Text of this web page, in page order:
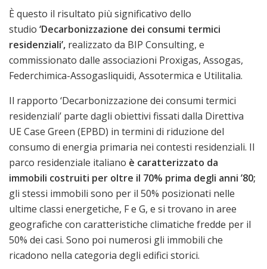
È questo il risultato più significativo dello
studio ‘Decarbonizzazione dei consumi termici
residenziali’, realizzato da BIP Consulting, e
commissionato dalle associazioni Proxigas, Assogas,
Federchimica-Assogasliquidi, Assotermica e Utilitalia.
Il rapporto ‘Decarbonizzazione dei consumi termici
residenziali’ parte dagli obiettivi fissati dalla Direttiva
UE Case Green (EPBD) in termini di riduzione del
consumo di energia primaria nei contesti residenziali. Il
parco residenziale italiano è caratterizzato da
immobili costruiti per oltre il 70% prima degli anni ’80;
gli stessi immobili sono per il 50% posizionati nelle
ultime classi energetiche, F e G, e si trovano in aree
geografiche con caratteristiche climatiche fredde per il
50% dei casi. Sono poi numerosi gli immobili che
ricadono nella categoria degli edifici storici.